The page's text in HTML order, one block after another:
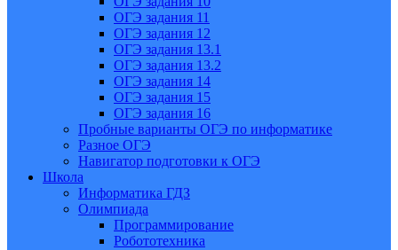
ОГЭ задания 11
ОГЭ задания 12
ОГЭ задания 13.1
ОГЭ задания 13.2
ОГЭ задания 14
ОГЭ задания 15
ОГЭ задания 16
Пробные варианты ОГЭ по информатике
Разное ОГЭ
Навигатор подготовки к ОГЭ
Школа
Информатика ГДЗ
Олимпиада
Программирование
Робототехника